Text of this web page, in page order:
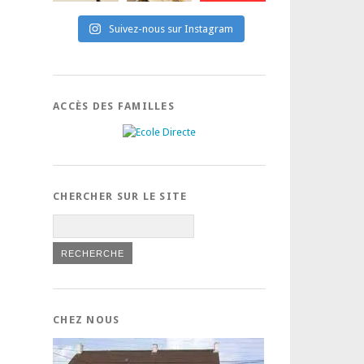
Suivez-nous sur Instagram
ACCÈS DES FAMILLES
CHERCHER SUR LE SITE
CHEZ NOUS